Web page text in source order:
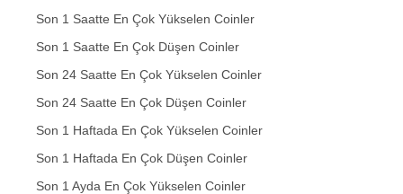
Son 1 Saatte En Çok Yükselen Coinler
Son 1 Saatte En Çok Düşen Coinler
Son 24 Saatte En Çok Yükselen Coinler
Son 24 Saatte En Çok Düşen Coinler
Son 1 Haftada En Çok Yükselen Coinler
Son 1 Haftada En Çok Düşen Coinler
Son 1 Ayda En Çok Yükselen Coinler